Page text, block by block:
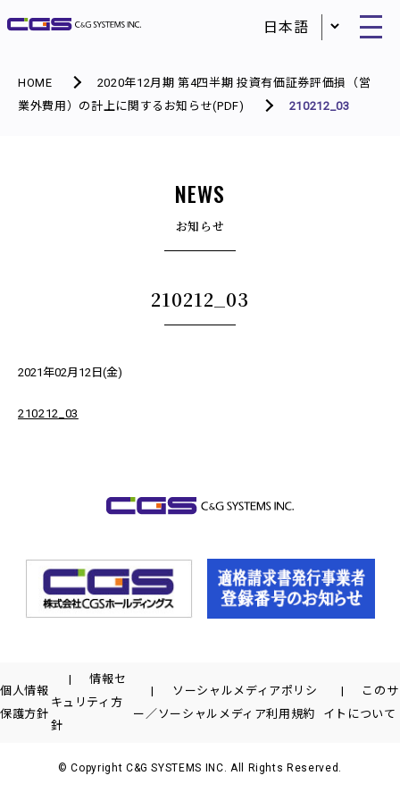
HOME
2020年12月期 第4四半期 投資有価証券評価損（営
業外費用）の計上に関するお知らせ(PDF)
210212_03
NEWS
お知らせ
210212_03
2021年02月12日(金)
210212_03
個人情報
保護方針
情報セ
キュリティ方
針
ソーシャルメディアポリシ
ー／ソーシャルメディア利用規約
このサ
イトについて
© Copyright C&G SYSTEMS INC. All Rights Reserved.